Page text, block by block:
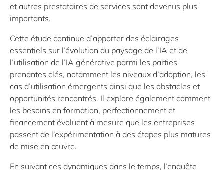
et autres prestataires de services sont devenus plus
importants.
Cette étude continue d’apporter des éclairages
essentiels sur l’évolution du paysage de l’IA et de
l’utilisation de l’IA générative parmi les parties
prenantes clés, notamment les niveaux d’adoption, les
cas d’utilisation émergents ainsi que les obstacles et
opportunités rencontrés. Il explore également comment
les besoins en formation, perfectionnement et
financement évoluent à mesure que les entreprises
passent de l’expérimentation à des étapes plus matures
de mise en œuvre.
En suivant ces dynamiques dans le temps, l’enquête